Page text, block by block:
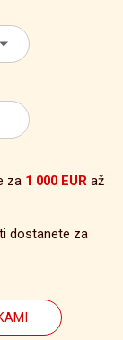
za 1 000 EUR až
dostanete za